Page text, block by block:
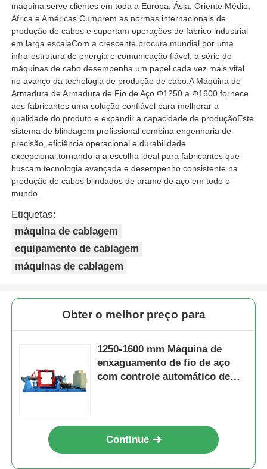
máquina de extrusão de descascamento
máquina serve clientes em toda a Europa, Ásia, Oriente Médio,
África e Américas.Cumprem as normas internacionais de
produção de cabos e suportam operações de fabrico industrial
em larga escalaCom a crescente procura mundial por uma
infra-estrutura de energia e comunicação fiável, a série de
máquinas de cabo desempenha um papel cada vez mais vital
no avanço da tecnologia de produção de cabo.A Máquina de
Armadura de Armadura de Fio de Aço Φ1250 a Φ1600 fornece
aos fabricantes uma solução confiável para melhorar a
qualidade do produto e expandir a capacidade de produçãoEste
sistema de blindagem profissional combina engenharia de
precisão, eficiência operacional e durabilidade
excepcional.tornando-a a escolha ideal para fabricantes que
buscam tecnologia avançada e desempenho consistente na
produção de cabos blindados de arame de aço em todo o
mundo.
Etiquetas:
máquina de cablagem
equipamento de cablagem
máquinas de cablagem
Obter o melhor preço para
1250-1600 mm Máquina de
enxaguamento de fio de aço
com controle automático de
Continue